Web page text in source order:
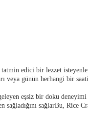
edici bir lezzet
günün herhangi bir
eşsiz bir doku
sağlarBu, Rice